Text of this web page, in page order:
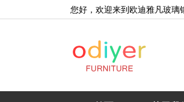
您好，欢迎来到欧迪雅凡玻璃